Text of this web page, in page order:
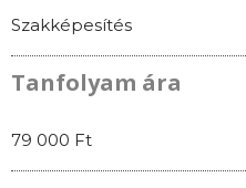
Szakképesítés
Tanfolyam ára
79 000 Ft